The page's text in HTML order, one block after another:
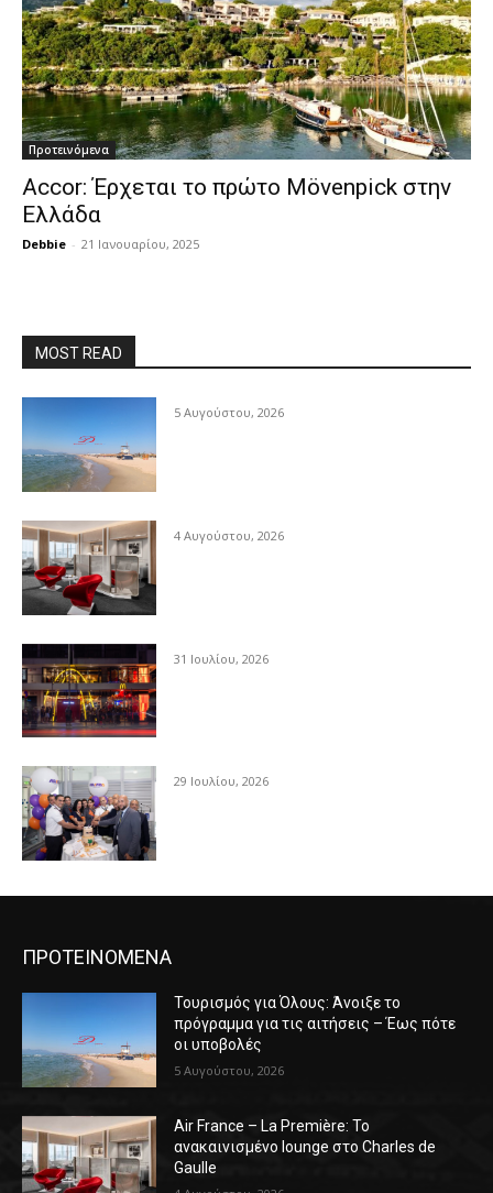
Προτεινόμενα
Accor: Έρχεται το πρώτο Mövenpick στην
Ελλάδα
Debbie - 21 Ιανουαρίου, 2025
MOST READ
5 Αυγούστου, 2026
4 Αυγούστου, 2026
31 Ιουλίου, 2026
29 Ιουλίου, 2026
ΠΡΟΤΕΙΝΟΜΕΝΑ
Τουρισμός για Όλους: Άνοιξε το
πρόγραμμα για τις αιτήσεις – Έως πότε
οι υποβολές
5 Αυγούστου, 2026
Air France – La Première: Το
ανακαινισμένο lounge στο Charles de
Gaulle